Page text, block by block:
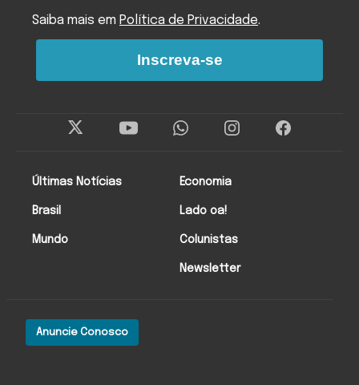
Anuncie Conosco
Últimas Notícias
Brasil
Mundo
Economia
Lado oa!
Colunistas
Newsletter
Saiba mais em Política de Privacidade.
Inscreva-se